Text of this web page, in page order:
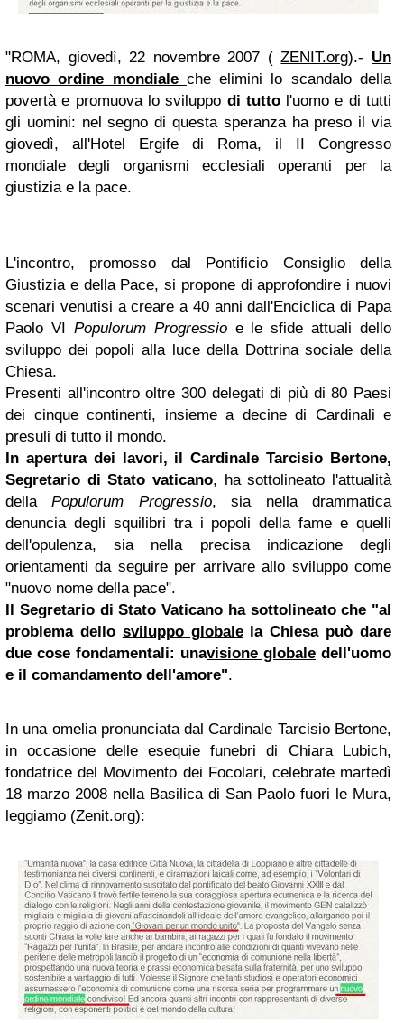
"ROMA, giovedì, 22 novembre 2007 (ZENIT.org).- Un
nuovo ordine mondiale che elimini lo scandalo della
povertà e promuova lo sviluppo di tuttol'uomo e di tutti
gli uomini: nel segno di questa speranza ha preso il via
giovedì, all'Hotel Ergife di Roma, il II Congresso
mondiale degli organismi ecclesiali operanti per la
giustizia e la pace.
L'incontro, promosso dal Pontificio Consiglio della
Giustizia e della Pace, si propone di approfondire i nuovi
scenari venutisi a creare a 40 anni dall'Enciclica di Papa
Paolo VI Populorum Progressioe le sfide attuali dello
sviluppo dei popoli alla luce della Dottrina sociale della
Chiesa.
Presenti all'incontro oltre 300 delegati di più di 80 Paesi
dei cinque continenti, insieme a decine di Cardinali e
presuli di tutto il mondo.
In apertura dei lavori, il Cardinale Tarcisio Bertone,
Segretario di Stato vaticano, ha sottolineato l'attualità
dellaPopulorum Progressio, sia nella drammatica
denuncia degli squilibri tra i popoli della fame e quelli
dell'opulenza, sia nella precisa indicazione degli
orientamenti da seguire per arrivare allo sviluppo come
"nuovo nome della pace".
Il Segretario di Stato Vaticano ha sottolineato che "al
problema dello sviluppo globalela Chiesa può dare
due cose fondamentali: unavisione globale dell'uomo
e il comandamento dell'amore".
In una omelia pronunciata dal Cardinale Tarcisio Bertone,
in occasione delle esequie funebri di Chiara Lubich,
fondatrice del Movimento dei Focolari, celebrate martedì
18 marzo 2008 nella Basilica di San Paolo fuori le Mura,
leggiamo (Zenit.org):